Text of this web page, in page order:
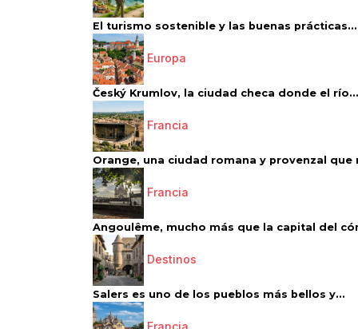
El turismo sostenible y las buenas prácticas...
Europa
Český Krumlov, la ciudad checa donde el río...
Francia
Orange, una ciudad romana y provenzal que
Francia
Angoulême, mucho más que la capital del
Destinos
Salers es uno de los pueblos más bellos y...
Francia